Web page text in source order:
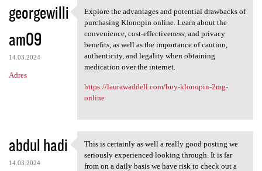
georgewilli
am09
14.03.2024
Adres
Explore the advantages and
Explore the advantages and potential drawbacks of
purchasing Klonopin online. Learn about the
convenience, cost-effectiveness, and privacy
benefits, as well as the importance of caution,
authenticity, and legality when obtaining
medication over the internet.
https://laurawaddell.com/buy-klonopin-2mg-
online
abdul hadi
14.03.2024
This is certainly as well a
This is certainly as well a really good posting we
seriously experienced looking through. It is far
from on a daily basis we have risk to check out a